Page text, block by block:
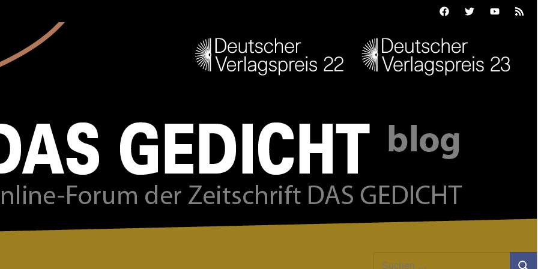
FacebookTwitterYoutubeFeed
Suchen